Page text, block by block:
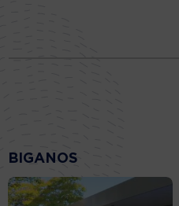
BIGANOS